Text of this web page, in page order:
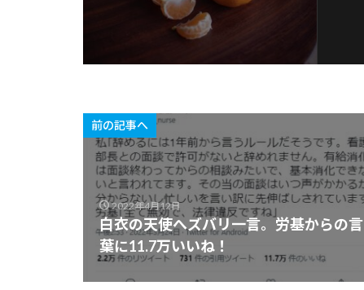
前の記事へ
2022年4月12日
白衣の天使へズバリ一言。労基からの言
葉に11.7万いいね！